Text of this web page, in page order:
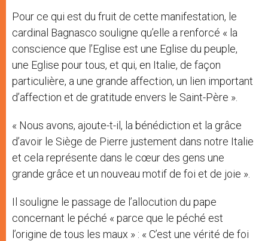
Pour ce qui est du fruit de cette manifestation, le
cardinal Bagnasco souligne qu’elle a renforcé « la
conscience que l’Eglise est une Eglise du peuple,
une Eglise pour tous, et qui, en Italie, de façon
particulière, a une grande affection, un lien important
d’affection et de gratitude envers le Saint-Père ».
« Nous avons, ajoute-t-il, la bénédiction et la grâce
d’avoir le Siège de Pierre justement dans notre Italie
et cela représente dans le cœur des gens une
grande grâce et un nouveau motif de foi et de joie ».
Il souligne le passage de l’allocution du pape
concernant le péché « parce que le péché est
l’origine de tous les maux » : « C’est une vérité de foi